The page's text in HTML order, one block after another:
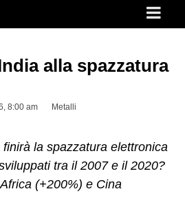
alla spazzatura
8:00 am Metalli
la spazzatura elettronica
tra il 2007 e il 2020?
(+200%) e Cina